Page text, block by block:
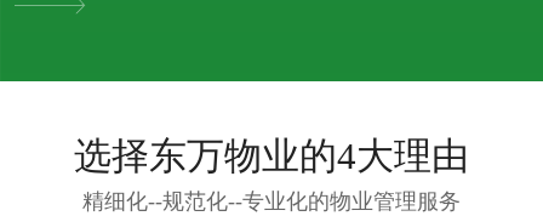
选择东万物业的4大理由
精细化--规范化--专业化的物业管理服务